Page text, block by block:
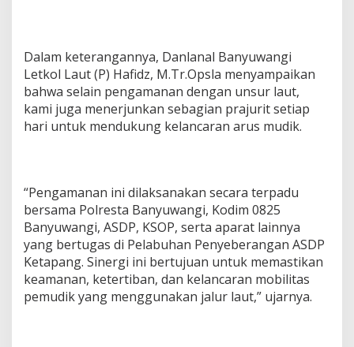
Dalam keterangannya, Danlanal Banyuwangi
Letkol Laut (P) Hafidz, M.Tr.Opsla menyampaikan
bahwa selain pengamanan dengan unsur laut,
kami juga menerjunkan sebagian prajurit setiap
hari untuk mendukung kelancaran arus mudik.
“Pengamanan ini dilaksanakan secara terpadu
bersama Polresta Banyuwangi, Kodim 0825
Banyuwangi, ASDP, KSOP, serta aparat lainnya
yang bertugas di Pelabuhan Penyeberangan ASDP
Ketapang. Sinergi ini bertujuan untuk memastikan
keamanan, ketertiban, dan kelancaran mobilitas
pemudik yang menggunakan jalur laut,” ujarnya.